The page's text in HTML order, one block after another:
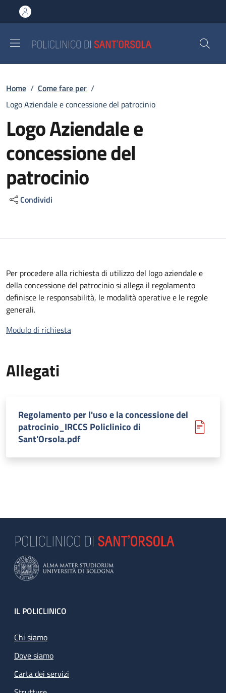
al contenuto principale
to footer content
Briciole di pane
Home / Come fare per /
Logo Aziendale e concessione del patrocinio
Logo Aziendale e
concessione del
patrocinio
Condividi
Per procedere alla richiesta di utilizzo del logo aziendale e
della concessione del patrocinio si allega il regolamento
definisce le responsabilità, le modalità operative e le regole
generali.
Modulo di richiesta
Allegati
Regolamento per l'uso e la concessione del
patrocinio_IRCCS Policlinico di
Sant'Orsola.pdf
Footer
IL POLICLINICO
Chi siamo
Dove siamo
Carta dei servizi